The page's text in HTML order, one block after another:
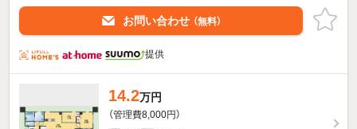
お問い合わせ （無料）
提供
14.2万円
（管理費8,000円）